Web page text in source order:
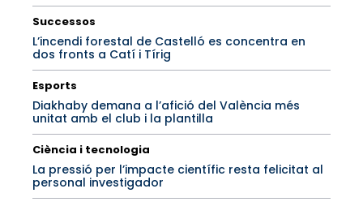
Successos
L’incendi forestal de Castelló es concentra en
dos fronts a Catí i Tírig
Esports
Diakhaby demana a l’afició del València més
unitat amb el club i la plantilla
Ciència i tecnologia
La pressió per l’impacte científic resta felicitat al
personal investigador